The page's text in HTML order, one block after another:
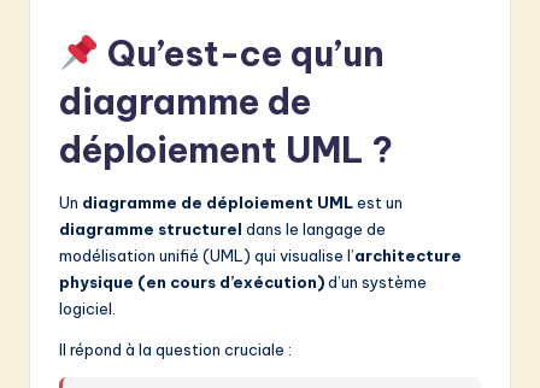
Qu’est-ce qu’un
diagramme de
déploiement UML ?
Un diagramme de déploiement UMLest un
diagramme structurel dans le langage de
modélisation unifié (UML) qui visualise l’architecture
physique (en cours d’exécution)d’un système
logiciel.
Il répond à la question cruciale :